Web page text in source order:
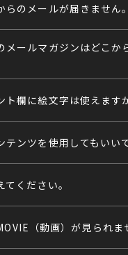
らのメールが届きません。
メールマガジンはどこか
ト欄に絵文字は使えます
テンツを使用してもいい
ください。
（動画）が見られま